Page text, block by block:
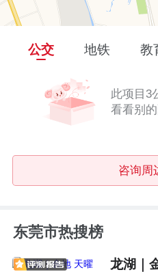
公交 地铁 教
此项目3
看看别
咨询周
东莞市热搜榜
龙湖｜